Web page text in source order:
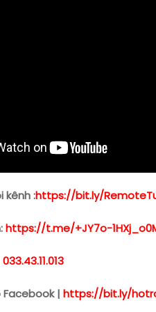
kênh :https://bit.ly/
https://t.me/+JY7o-
033.43.11.013
Facebook | https://bit.ly/